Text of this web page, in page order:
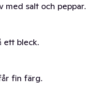
med salt och peppar.
ett bleck.
fin färg.